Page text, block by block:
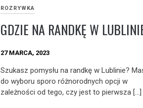
ROZRYWKA
GDZIE NA RANDKĘ W
27 MARCA, 2023
Szukasz pomysłu na randkę w Lublinie?
do wyboru sporo różnorodnych opcji w
zależności od tego, czy jest to pierwsza […]